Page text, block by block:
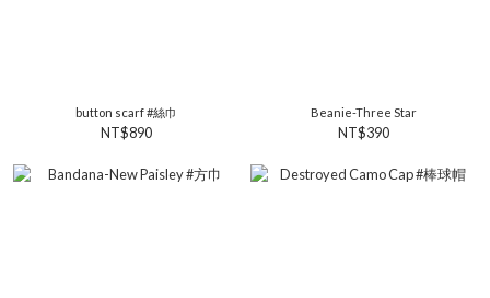
button scarf #絲巾
NT$890
Beanie-Three Star
NT$390